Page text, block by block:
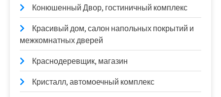
Конюшенный Двор, гостиничный комплекс
Красивый дом, салон напольных покрытий и
межкомнатных дверей
Краснодеревщик, магазин
Кристалл, автомоечный комплекс